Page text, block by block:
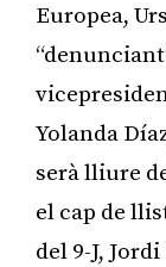
Europea,
Yolanda
serà lliure
el cap de
del 9-J,